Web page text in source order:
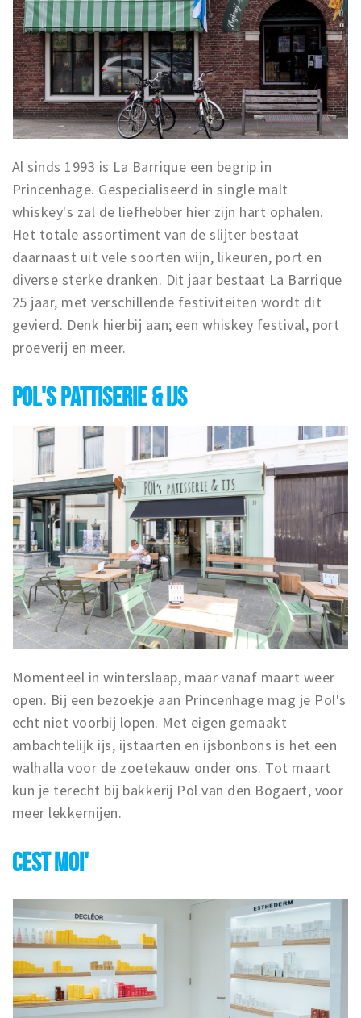
Al sinds 1993 is La Barrique een begrip in
Princenhage. Gespecialiseerd in single malt
whiskey's zal de liefhebber hier zijn hart ophalen.
Het totale assortiment van de slijter bestaat
daarnaast uit vele soorten wijn, likeuren, port en
diverse sterke dranken. Dit jaar bestaat La Barrique
25 jaar, met verschillende festiviteiten wordt dit
gevierd. Denk hierbij aan; een whiskey festival, port
proeverij en meer.
POL'S PATTISERIE & IJS
Momenteel in winterslaap, maar vanaf maart weer
open. Bij een bezoekje aan Princenhage mag je Pol's
echt niet voorbij lopen. Met eigen gemaakt
ambachtelijk ijs, ijstaarten en ijsbonbons is het een
walhalla voor de zoetekauw onder ons. Tot maart
kun je terecht bij bakkerij Pol van den Bogaert, voor
meer lekkernijen.
CEST MOI'